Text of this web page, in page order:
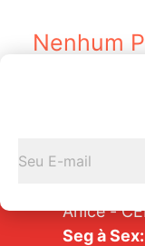
Nenhum
Av.
Anice -
Seg à